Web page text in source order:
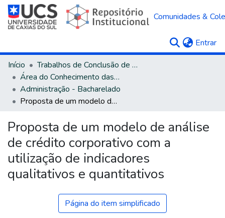
Comunidades &
Entrar
Início
Trabalhos de Conclusão de Curso
Área do Conhecimento das Ciências Sociais Aplicadas
Administração - Bacharelado
Proposta de um modelo de análise de crédito corporativo com a utilização de indicadores qualitativos e quantitativos
Proposta de um modelo de análise
de crédito corporativo com a
utilização de indicadores
qualitativos e quantitativos
Página do item simplificado